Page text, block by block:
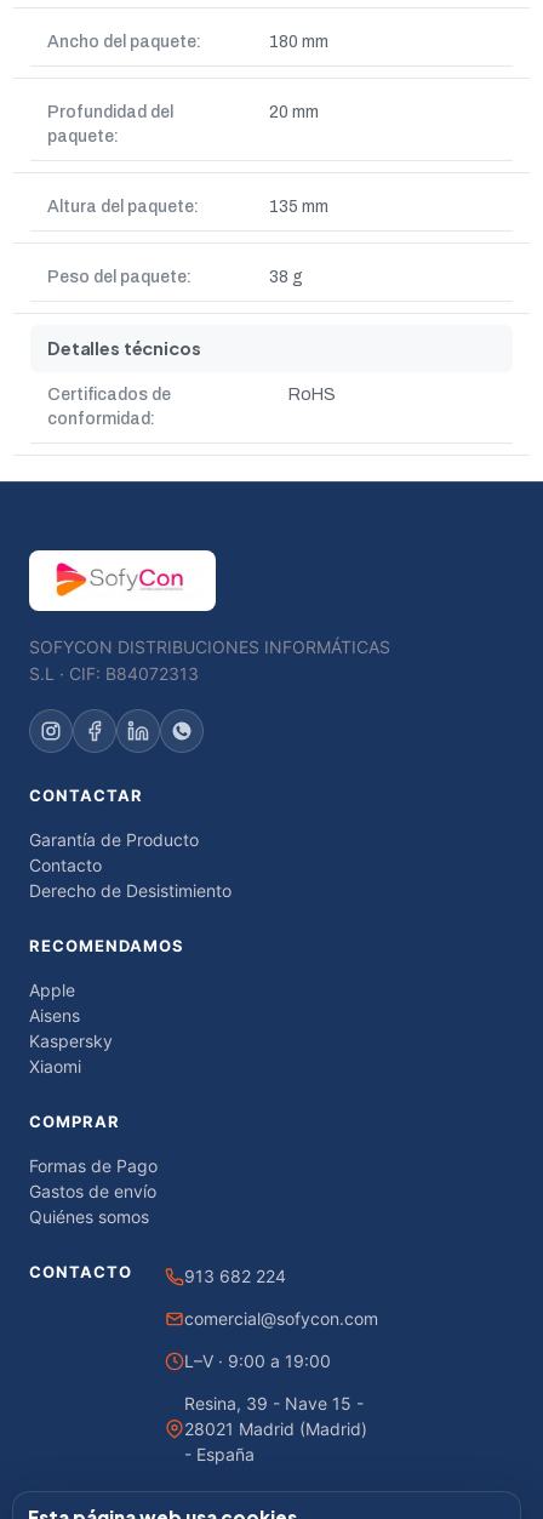
Ancho del paquete: 180 mm
Profundidad del
paquete:
20 mm
Altura del paquete: 135 mm
Peso del paquete: 38 g
Detalles técnicos
Certificados de
conformidad:
RoHS
SOFYCON DISTRIBUCIONES INFORMÁTICAS
S.L · CIF: B84072313
CONTACTAR
Garantía de Producto
Contacto
Derecho de Desistimiento
RECOMENDAMOS
Apple
Aisens
Kaspersky
Xiaomi
COMPRAR
Formas de Pago
Gastos de envío
Quiénes somos
CONTACTO 913 682 224
comercial@sofycon.com
L–V · 9:00 a 19:00
Resina, 39 - Nave 15 -
28021 Madrid (Madrid)
- España